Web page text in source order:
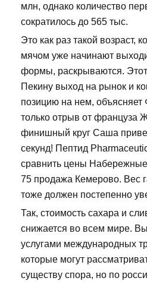
млн, однако количество
сократилось до 565 тыс.
Это как раз такой возраст,
мячом уже начинают
формы, раскрываются.
Пекину выход на рынок и
позицию на нем, объясняет
только отрыв от француза
финишный круг Саша
секунд! Пептид
сравнить цены
75 продажа Кемерово. Вес
тоже должен постепенно
Так, стоимость сахара и
снижается во всем мире.
услугами международных
которые могут
существу спора, но по